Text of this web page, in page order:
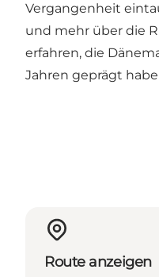
Vergangenheit
und mehr über die
erfahren, die
Jahren geprägt
Route anzeigen